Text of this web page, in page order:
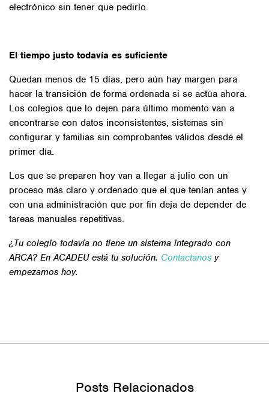
electrónico sin tener que pedirlo.
El tiempo justo todavía es suficiente
Quedan menos de 15 días, pero aún hay margen para
hacer la transición de forma ordenada si se actúa ahora.
Los colegios que lo dejen para último momento van a
encontrarse con datos inconsistentes, sistemas sin
configurar y familias sin comprobantes válidos desde el
primer día.
Los que se preparen hoy van a llegar a julio con un
proceso más claro y ordenado que el que tenían antes y
con una administración que por fin deja de depender de
tareas manuales repetitivas.
¿Tu colegio todavía no tiene un sistema integrado con
ARCA? En ACADEU está tu solución. Contactanos y
empezamos hoy.
Posts Relacionados